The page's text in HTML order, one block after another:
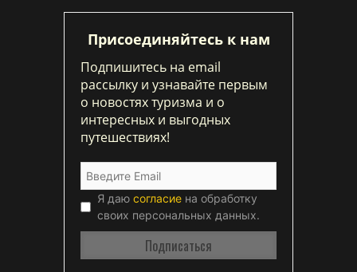
Присоединяйтесь к нам
Подпишитесь на email
рассылку и узнавайте первым
о новостях туризма и о
интересных и выгодных
путешествиях!
Я даю согласие на обработку
своих персональных данных.